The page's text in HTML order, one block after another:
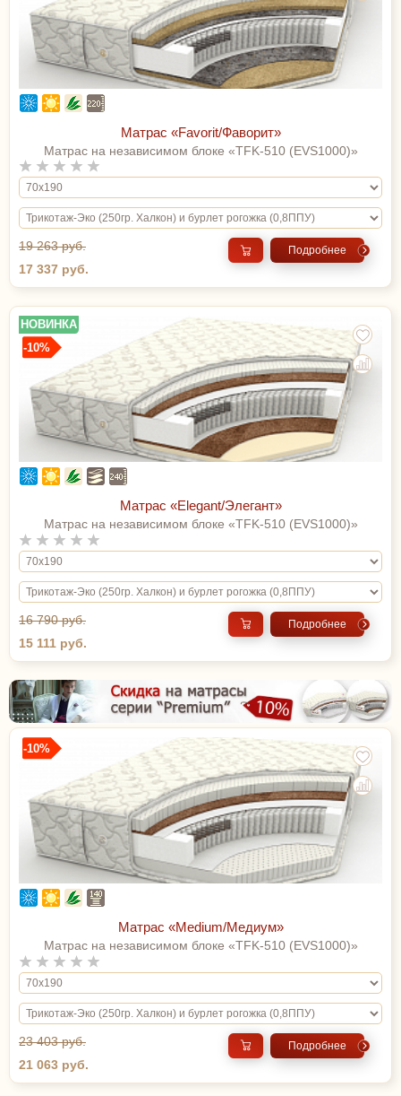
Матрас «Favorit/Фаворит»
Матрас на независимом блоке «TFK-510 (EVS1000)»
19 263 руб.
17 337 руб.
Подробнее
НОВИНКА
-10%
Матрас «Elegant/Элегант»
Матрас на независимом блоке «TFK-510 (EVS1000)»
16 790 руб.
15 111 руб.
Подробнее
-10%
Матрас «Medium/Медиум»
Матрас на независимом блоке «TFK-510 (EVS1000)»
23 403 руб.
21 063 руб.
Подробнее